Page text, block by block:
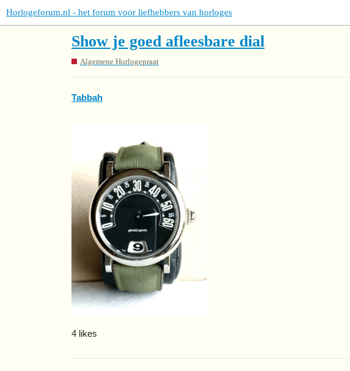
Horlogeforum.nl - het forum voor liefhebbers van horloges
Show je goed afleesbare dial
Algemene Horlogepraat
Tabbah
4 likes